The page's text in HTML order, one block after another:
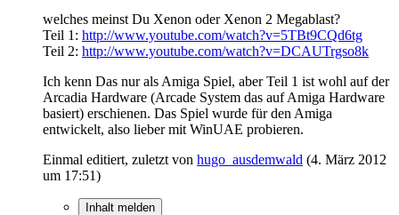
welches meinst Du Xenon oder Xenon 2 Megablast?
Teil 1: http://www.youtube.com/watch?v=5TBt9CQd6tg
Teil 2: http://www.youtube.com/watch?v=DCAUTrgso8k
Ich kenn Das nur als Amiga Spiel, aber Teil 1 ist wohl auf der
Arcadia Hardware (Arcade System das auf Amiga Hardware
basiert) erschienen. Das Spiel wurde für den Amiga
entwickelt, also lieber mit WinUAE probieren.
Einmal editiert, zuletzt von hugo_ausdemwald (4. März 2012
um 17:51)
Inhalt melden